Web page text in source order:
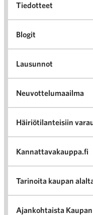
Tiedotteet
Blogit
Lausunnot
Neuvottelumaailma
Häiriötilanteisiin
Kannattavakauppa.fi
Tarinoita kaupan
Ajankohtaista